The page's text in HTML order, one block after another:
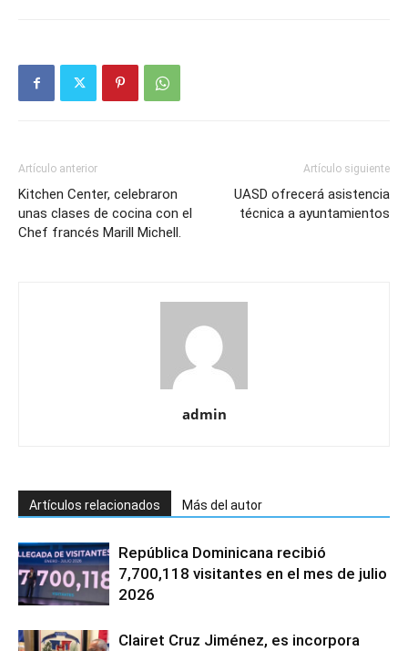
Artículo anterior
Kitchen Center, celebraron
unas clases de cocina con el
Chef francés Marill Michell.
Artículo siguiente
UASD ofrecerá asistencia
técnica a ayuntamientos
admin
Artículos relacionados Más del autor
República Dominicana recibió
7,700,118 visitantes en el mes de julio
2026
Clairet Cruz Jiménez, es incorpora